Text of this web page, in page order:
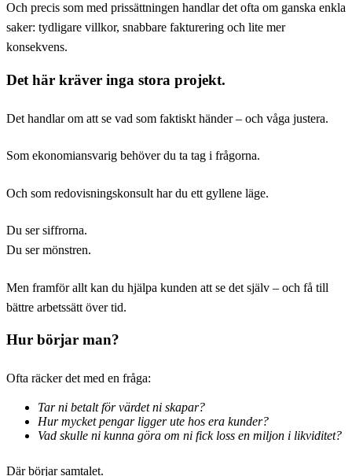
Och precis som med prissättningen handlar det ofta om ganska enkla
saker: tydligare villkor, snabbare fakturering och lite mer
konsekvens.
Det här kräver inga stora projekt.
Det handlar om att se vad som faktiskt händer – och våga justera.
Som ekonomiansvarig behöver du ta tag i frågorna.
Och som redovisningskonsult har du ett gyllene läge.
Du ser siffrorna.
Du ser mönstren.
Men framför allt kan du hjälpa kunden att se det själv – och få till
bättre arbetssätt över tid.
Hur börjar man?
Ofta räcker det med en fråga:
Tar ni betalt för värdet ni skapar?
Hur mycket pengar ligger ute hos era kunder?
Vad skulle ni kunna göra om ni fick loss en miljon i likviditet?
Där börjar samtalet.